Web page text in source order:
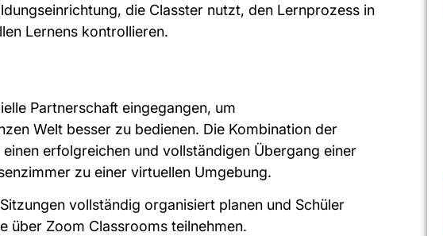
die Classter nutzt, den Lernprozess in
Lernens kontrollieren.
Partnerschaft eingegangen, um
Welt besser zu bedienen. Die Kombination der
erfolgreichen und vollständigen Übergang einer
zu einer virtuellen Umgebung.
vollständig organisiert planen und Schüler
über Zoom Classrooms teilnehmen.